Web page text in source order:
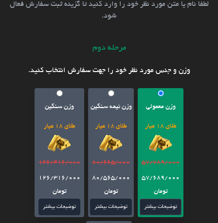
لطفا نام یا متن مورد نظر خود را وارد کنید تا گزینه ثبت سفارش فعال
شود.
مرحله دوم
وزن و جنس مورد نظر خود را جهت سفارش انتخاب کنید.
وزن معمولی
طلای 18 عیار
57/789/000
57/689/000
تومان
توضیحات بیشتر
وزن نیمه سنگین
طلای 18 عیار
80/665/000
80/565/000
تومان
توضیحات بیشتر
وزن سنگین
طلای 18 عیار
126/416/000
126/316/000
تومان
توضیحات بیشتر